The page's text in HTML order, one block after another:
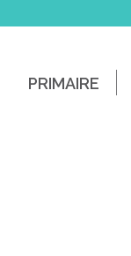
PRIMAIRE